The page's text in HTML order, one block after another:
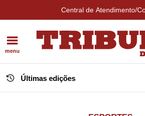
Central de Atendimento/
menu
Últimas edições